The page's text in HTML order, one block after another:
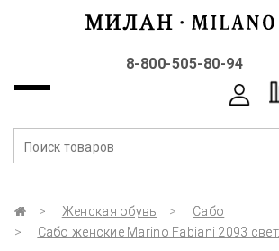
8-800-505-80-94
Женская обувь
Сабо
Сабо женские Marino Fabiani 2093